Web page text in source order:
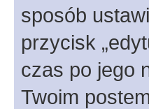
sposób
przycisk
czas po jego
Twoim